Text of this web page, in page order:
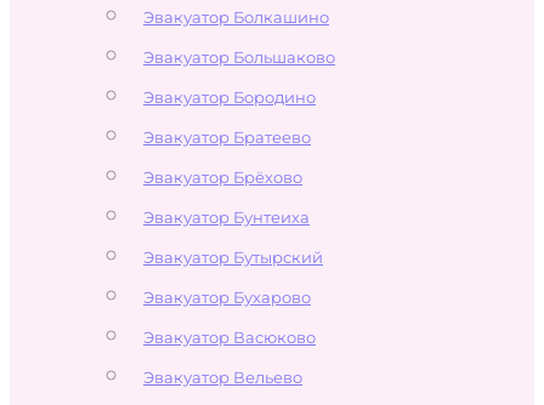
Эвакуатор Болкашино
Эвакуатор Большаково
Эвакуатор Бородино
Эвакуатор Братеево
Эвакуатор Брёхово
Эвакуатор Бунтеиха
Эвакуатор Бутырский
Эвакуатор Бухарово
Эвакуатор Васюково
Эвакуатор Вельево